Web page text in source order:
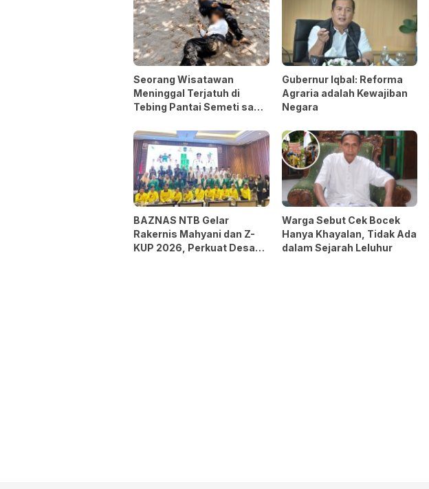
Seorang Wisatawan
Meninggal Terjatuh di
Tebing Pantai Semeti saat
Gubernur Iqbal: Reforma
Agraria adalah Kewajiban
Negara
BAZNAS NTB Gelar
Rakernis Mahyani dan Z-
KUP 2026, Perkuat Desa
Warga Sebut Cek Bocek
Hanya Khayalan, Tidak Ada
dalam Sejarah Leluhur